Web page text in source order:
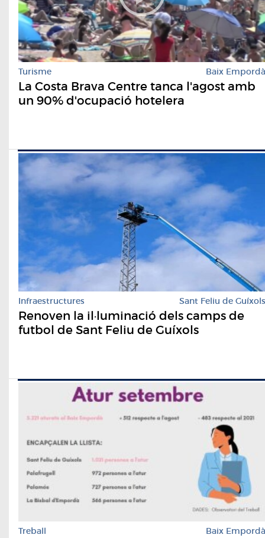
Turisme Baix Empordà
La Costa Brava Centre tanca l'agost amb
un 90% d'ocupació hotelera
Infraestructures Sant Feliu de Guíxols
Renoven la il·luminació dels camps de
futbol de Sant Feliu de Guíxols
Treball Baix Empordà